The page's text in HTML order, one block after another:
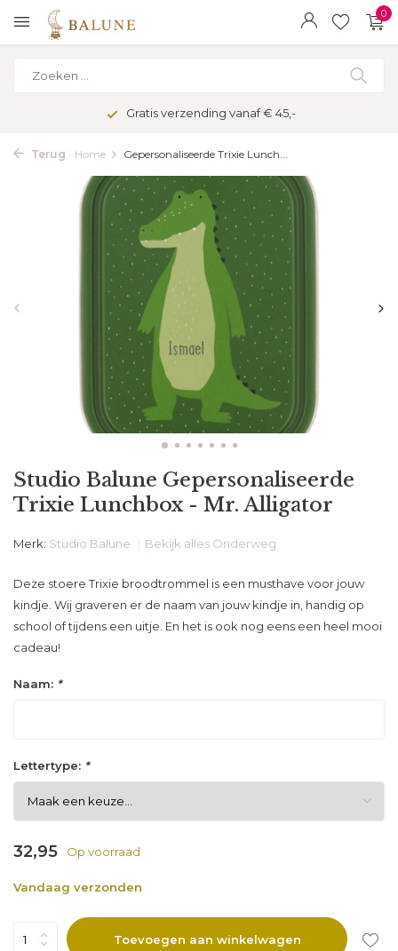
0
Gratis verzending vanaf € 45,-
Terug Home Gepersonaliseerde Trixie Lunch...
Studio Balune Gepersonaliseerde
Trixie Lunchbox - Mr. Alligator
Merk: Studio Balune Bekijk alles Onderweg
Deze stoere Trixie broodtrommel is een musthave voor jouw
kindje. Wij graveren er de naam van jouw kindje in, handig op
school of tijdens een uitje. En het is ook nog eens een heel mooi
cadeau!
Naam: *
Lettertype: *
32,95 Op voorraad
Vandaag verzonden
Toevoegen aan winkelwagen